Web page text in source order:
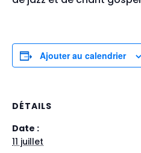
Ajouter au calendrier
DÉTAILS
Date :
11 juillet